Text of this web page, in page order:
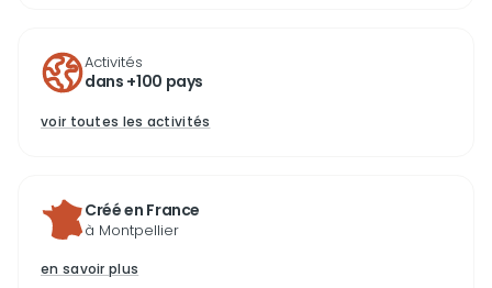
Activités
dans +100 pays
voir toutes les activités
Créé en France
à Montpellier
en savoir plus